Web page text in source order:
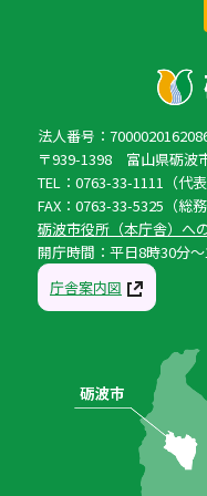
法人番号：
〒939-1398 富山県砺波
TEL：0763-33-1111（代表
FAX：0763-33-5325（総務
砺波市役所（本庁舎）へ
開庁時間：平日8時30分
庁舎案内図